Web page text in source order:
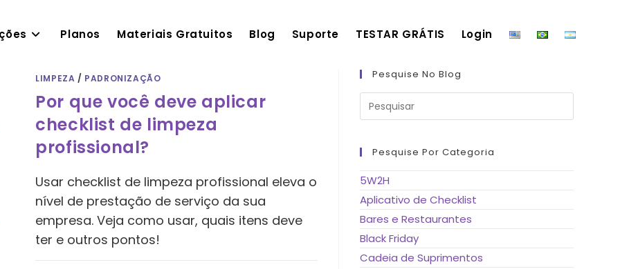
Planos Materiais Gratuitos Blog Suporte TESTAR GRÁTIS Login
LIMPEZA / PADRONIZAÇÃO
Por que você deve aplicar
checklist de limpeza
profissional?
Usar checklist de limpeza profissional eleva o
nível de prestação de serviço da sua
empresa. Veja como usar, quais itens deve
ter e outros pontos!
Pesquise No Blog
Pressione
tecla
Pesquise Por Categoria
5W2H
Aplicativo de Checklist
Bares e Restaurantes
Black Friday
Cadeia de Suprimentos